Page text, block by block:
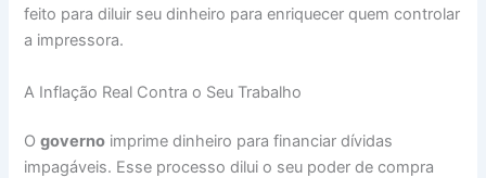
feito para diluir seu dinheiro para enriquecer quem controlar
a impressora.
A Inflação Real Contra o Seu Trabalho
Ogoverno imprime dinheiro para financiar dívidas
impagáveis. Esse processo dilui o seu poder de compra